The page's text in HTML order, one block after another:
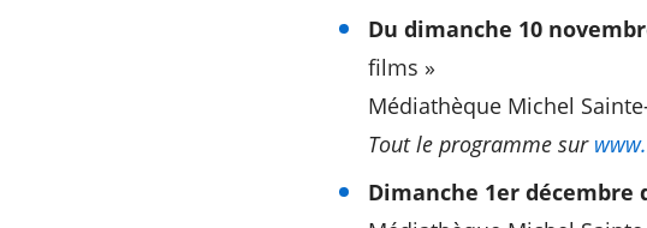
Du dimanche 10
films »
Médiathèque Michel
Tout le programme sur
Dimanche 1er décembre